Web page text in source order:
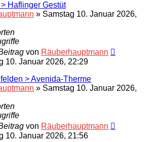
Haflinger Gestüt
» Samstag 10. Januar 2026,
von Räuberhauptmann
10. Januar 2026, 22:29
> Avenida-Therme
» Samstag 10. Januar 2026,
von Räuberhauptmann
10. Januar 2026, 21:56